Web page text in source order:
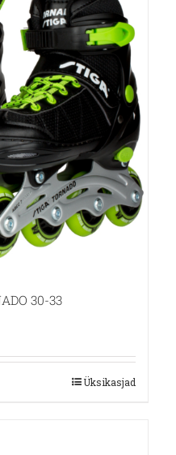
30-33
Üksikasjad